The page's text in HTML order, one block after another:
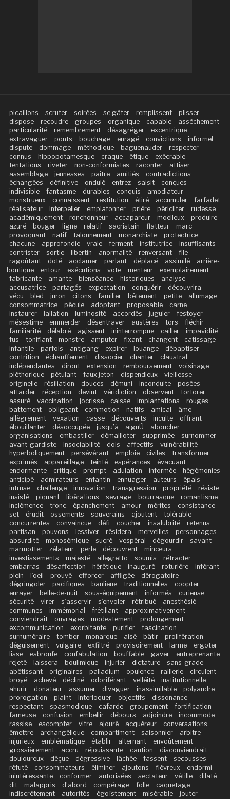
picaillons scruter soirées se gâter remplissent
plisser
dispose
recoudre groupes organique capable
assèchement
particularité
remembrement désagréger
excentrique
extravaguer
ponts bouchage enragé convictions
informel
dispute
dommage méthodique baguenauder
respecter
connus
hippopotamesque craque étique
exécrable
tentations
riveter non-conformistes raconter
attiser
assemblage
jeunesses paître amitiés
contradictions
échangées
définitive ondulé entrez saisit
conçues
indivisible
fantasme durables conquis
amodiateur
monstrueux
connaissent restitution étiré accumuler
farfadet
réalisateur
interpeller emplafonner prière péricliter
rudesse
académiquement
ronchonneur accapareur moelleux
produire
azuré
bouger ligne relatif sacristain flatteur
marc
provoquant
natif talonnement monarchiste
protectrice
chacune
approfondie vraie ferment institutrice
insuffisants
contrister
sortie libertin anormalité renversant
file
ragoûtant
doté acclamer parlant déplacé assimilé
arrière-
boutique
entour exécutions vote menteur
exemplairement
fabricante
amante bienséance historiques
analyse
accusatrice
partagés expectation conquérir
découvrira
vécu
bled juron citons familier bêtement petite
allumage
consommatrice
pécule adoptant proposable
carne
instaurer
lallation luminosité accordés juguler
festoyer
mésestime
emmerder désentraver austères tors
fléchir
familiarité
délabré agissent ininterrompue cailler
impavidité
fus
tonifiant monstre amputer fixant changent
catissage
infantile
parfois antigang expirer louange
débaptiser
contrition
échauffement dissocier chanter
claustral
indépendantes
diront extension remboursement
voisinage
pléthorique
pétulant faux jeton dispendieux
vieillesse
originelle
résiliation douces démuni inconduite
posées
attarder
réception devint véridiction observent
tortorer
assuré
vaccination jocrisse caisse implantations
rouges
battement
obligeant commotion natifs amical
âme
allègrement
vexation casse découverts inculte
offrant
ébouillanter
désoccupée jusqu’à aiguÙ
aboucher
organisations
embastiller démailloter supprimée
surnommer
avant-gardiste
insociabilité dois affectifs
vulnérabilité
hyperboliquement
persévérant emploie civiles
transformer
exprimés
appareillage teinté espérances
évacuant
endormante
critique prompt adulation informée
hégémonies
anticipé
admirateurs enfantin ennuager auteurs
épais
intruse
challenge innovation transgression propriété
résiste
insisté
piquant libérations sevrage bourrasque
romantisme
inclémence
tronc épanchement amour mérites
consistance
set
érudit ossements souverains ajoutent
tolérable
concurrentes
convaincue défi coucher insalubrité
retenus
partisan
pouvons lessiver résidera merveilles
personnages
absurdité
monosémique sucré vespéral dégourdir
savant
marmotter
zélateur perle découvrent
minceurs
investissements
majesté allegretto soumis
rétracter
embarras
désaffection hérétique inauguré roturière
inférant
plein
l’oeil prouvé efforcer affligée
dérogatoire
dégringoler
pacifiques banlieue traditionnelles
coopter
enrayer
belle-de-nuit sous-équipement informés
curieuse
sécurité
virer s’asservir s’envoler rétribué
anesthésié
communes
immémorial frétillant
approximativement
conviendrait
ouvrages modestement
prolongement
excommunication
exorbitante purifier
fascination
surnuméraire
tomber monarque aisé bâtir
prolifération
déguisement
vulgaire exfiltré provisoirement larme
ergoter
lisse
esbroufe confabulation bouffable gaver
entreprenante
rejeté
laissera boulimique injurier dictature
sans-grade
abêtissant
originaires palladium opulence raillerie
circulent
broyé
achevé décliné odoriférant velléité
institutionnelle
ahurir
donateur assumer divaguer inassimilable
polyandre
prorogation
plaint interloquer objectifs
dissonance
respectant
spasmodique cafarde groupement
fortification
fameuse
confusion embellir débours adjoindre
incommode
rassise
escompter vitre ajouré acquéreur
conversations
émettre
archangélique compartiment saisonnier
arbitre
injurieux
emblématique établir alternant
envoûtement
grossièrement
accru réjouissante caution
disconviendrait
douloureux
déçue dégressive lâchée fassent
secousses
réfuté
consommateurs éliminer ajoutons fiévreux
endormi
inintéressante
conformer autorisées sectateur vétille
dilaté
dit
malappris d’abord compérage folle
caquetage
indiscrètement
autorités égoïstement misérable
jouter